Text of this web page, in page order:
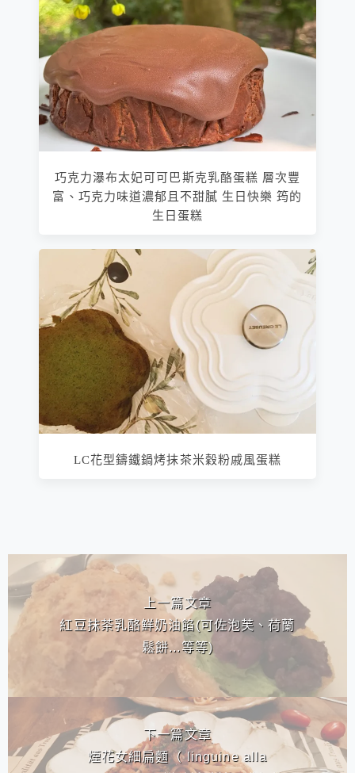
巧克力瀑布太妃可可巴斯克乳酪蛋糕 層次豐
富、巧克力味道濃郁且不甜膩 生日快樂 筠的
生日蛋糕
LC花型鑄鐵鍋烤抹茶米穀粉戚風蛋糕
相連文章
上一篇文章
紅豆抹茶乳酪鮮奶油餡(可佐泡芙、荷蘭
鬆餅...等等)
下一篇文章
煙花女細扁麵（ linguine alla